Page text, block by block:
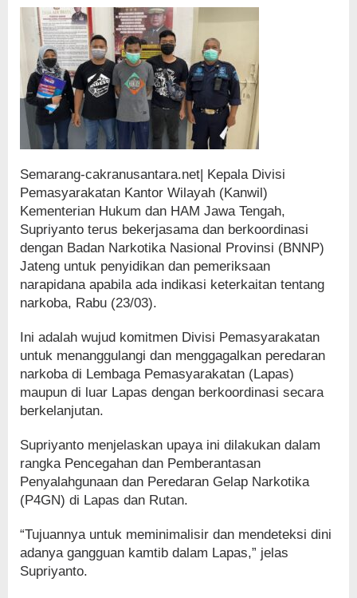
Semarang-cakranusantara.net| Kepala Divisi
Pemasyarakatan Kantor Wilayah (Kanwil)
Kementerian Hukum dan HAM Jawa Tengah,
Supriyanto terus bekerjasama dan berkoordinasi
dengan Badan Narkotika Nasional Provinsi (BNNP)
Jateng untuk penyidikan dan pemeriksaan
narapidana apabila ada indikasi keterkaitan tentang
narkoba, Rabu (23/03).
Ini adalah wujud komitmen Divisi Pemasyarakatan
untuk menanggulangi dan menggagalkan peredaran
narkoba di Lembaga Pemasyarakatan (Lapas)
maupun di luar Lapas dengan berkoordinasi secara
berkelanjutan.
Supriyanto menjelaskan upaya ini dilakukan dalam
rangka Pencegahan dan Pemberantasan
Penyalahgunaan dan Peredaran Gelap Narkotika
(P4GN) di Lapas dan Rutan.
“Tujuannya untuk meminimalisir dan mendeteksi dini
adanya gangguan kamtib dalam Lapas,” jelas
Supriyanto.